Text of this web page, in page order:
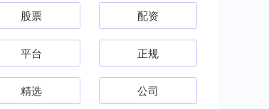
股票 配资
平台 正规
精选 公司